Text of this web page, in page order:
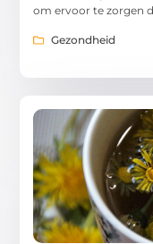
om ervoor te zorgen
Gezondheid